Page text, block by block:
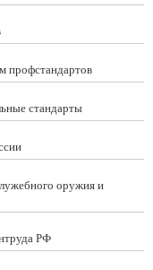
профстандартов
стандарты
оружия и
РФ